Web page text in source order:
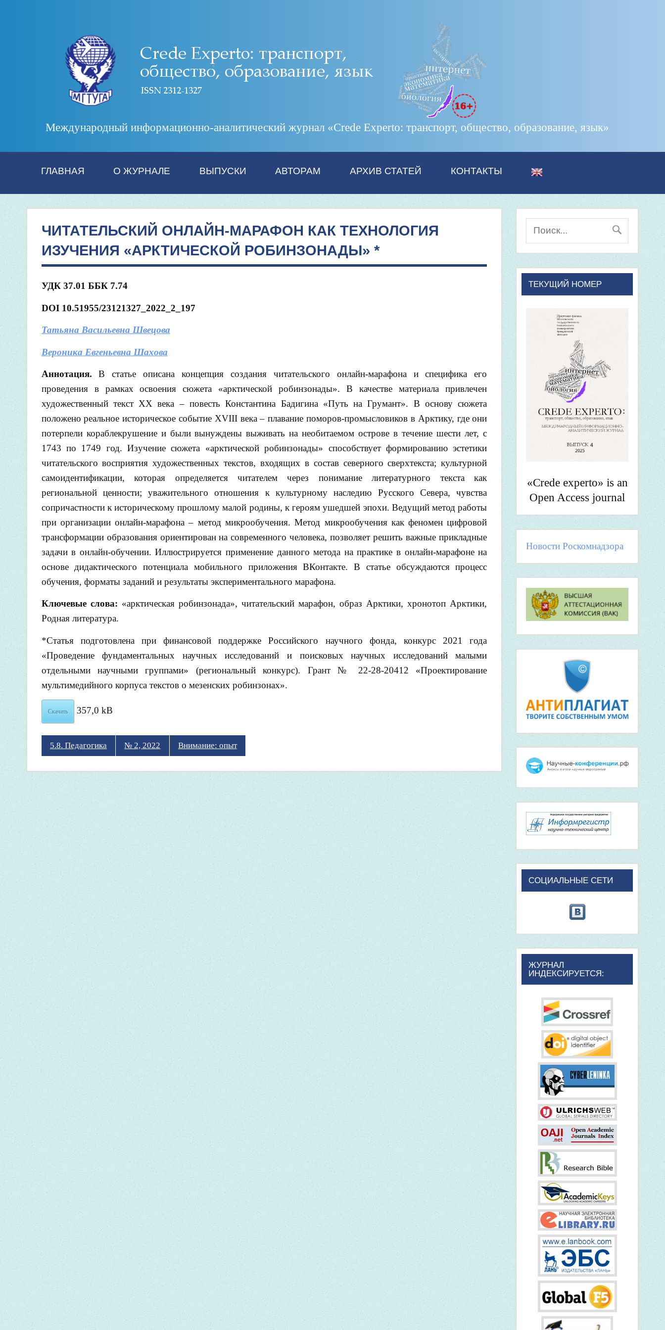
Международный информационно-аналитический журнал «Crede Experto: транспорт, общество, образование, язык»
ГЛАВНАЯ О ЖУРНАЛЕ ВЫПУСКИ АВТОРАМ АРХИВ СТАТЕЙ КОНТАКТЫ
ЧИТАТЕЛЬСКИЙ ОНЛАЙН-МАРАФОН КАК ТЕХНОЛОГИЯ
ИЗУЧЕНИЯ «АРКТИЧЕСКОЙ РОБИНЗОНАДЫ» *
УДК 37.01 ББК 7.74
DOI10.51955/23121327_2022_2_197
Татьяна Васильевна Швецова
Вероника Евгеньевна Шахова
Аннотация. В статье описана концепция создания читательского онлайн-марафона и специфика его
проведения в рамках освоения сюжета «арктической робинзонады». В качестве материала привлечен
художественный текст XX века – повесть Константина Бадигина «Путь на Грумант». В основу сюжета
положено реальное историческое событие XVIII века – плавание поморов-промысловиков в Арктику, где они
потерпели кораблекрушение и были вынуждены выживать на необитаемом острове в течение шести лет, с
1743 по 1749 год. Изучение сюжета «арктической робинзонады» способствует формированию эстетики
читательского восприятия художественных текстов, входящих в состав северного сверхтекста; культурной
самоидентификации, которая определяется читателем через понимание литературного текста как
региональной ценности; уважительного отношения к культурному наследию Русского Севера, чувства
сопричастности к историческому прошлому малой родины, к героям ушедшей эпохи. Ведущий метод работы
при организации онлайн-марафона – метод микрообучения. Метод микрообучения как феномен цифровой
трансформации образования ориентирован на современного человека, позволяет решить важные прикладные
задачи в онлайн-обучении. Иллюстрируется применение данного метода на практике в онлайн-марафоне на
основе дидактического потенциала мобильного приложения ВКонтакте. В статье обсуждаются процесс
обучения, форматы заданий и результаты экспериментального марафона.
Ключевые слова: «арктическая робинзонада», читательский марафон, образ Арктики, хронотоп Арктики,
Родная литература.
*Статья подготовлена при финансовой поддержке Российского научного фонда, конкурс 2021 года
«Проведение фундаментальных научных исследований и поисковых научных исследований малыми
отдельными научными группами» (региональный конкурс). Грант № 22-28-20412 «Проектирование
мультимедийного корпуса текстов о мезенских робинзонах».
Скачать 357,0 kB
5.8. Педагогика № 2, 2022 Внимание: опыт
ТЕКУЩИЙ НОМЕР
«Crede experto» is an
Open Access journal
Новости Роскомнадзора
СОЦИАЛЬНЫЕ СЕТИ
ЖУРНАЛ
ИНДЕКСИРУЕТСЯ: